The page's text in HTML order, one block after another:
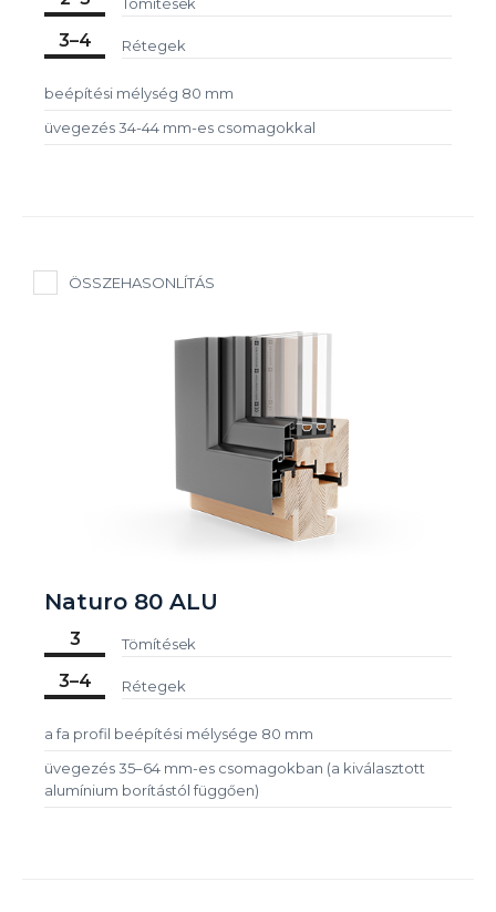
3–4 Rétegek
beépítési mélység 80 mm
üvegezés 34-44 mm-es csomagokkal
ÖSSZEHASONLÍTÁS
Naturo 80 ALU
3 Tömítések
3–4 Rétegek
a fa profil beépítési mélysége 80 mm
üvegezés 35–64 mm-es csomagokban (a kiválasztott
alumínium borítástól függően)